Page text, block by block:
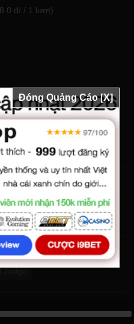
8.0 đ/ / 1 lượt)
,Park Jin Young
vị thẩm phán bí ẩn thực hiện
người giàu qua phiên xét xử
bỏ phiếu.
Đóng Quảng Cáo [X]